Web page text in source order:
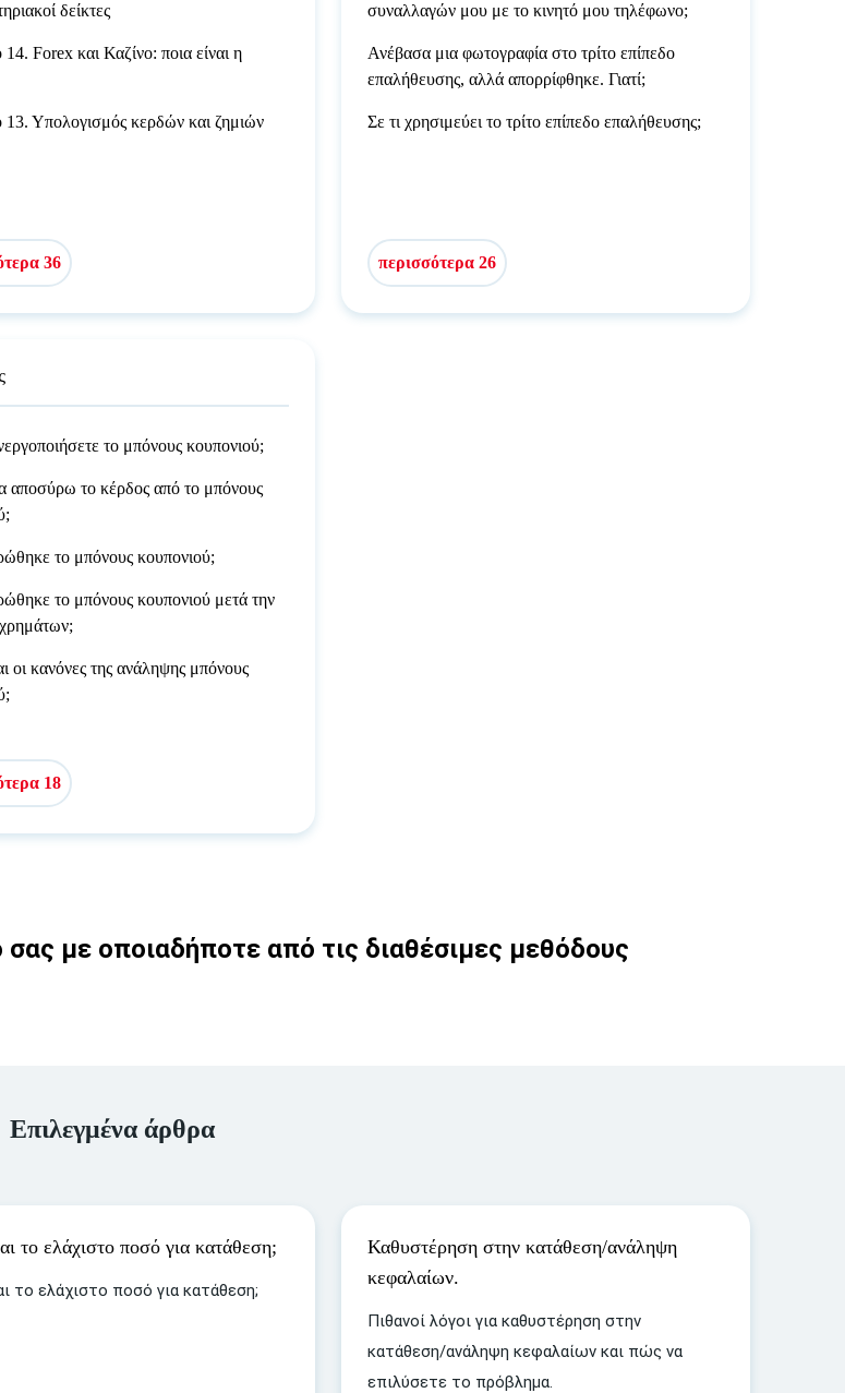
δείκτες
Forex και Καζίνο: ποια είναι η
13. Υπολογισμός κερδών και ζημιών
36
συναλλαγών μου με το κινητό μου τηλέφωνο;
Ανέβασα μια φωτογραφία στο τρίτο επίπεδο
επαλήθευσης, αλλά απορρίφθηκε. Γιατί;
Σε τι χρησιμεύει το τρίτο επίπεδο επαλήθευσης;
περισσότερα 26
το μπόνους κουπονιού;
το κέρδος από το μπόνους
το μπόνους κουπονιού;
το μπόνους κουπονιού μετά την
οι κανόνες της ανάληψης μπόνους
18
με οποιαδήποτε από τις διαθέσιμες μεθόδους
Επιλεγμένα άρθρα
το ελάχιστο ποσό για κατάθεση;
το ελάχιστο ποσό για κατάθεση;
Καθυστέρηση στην κατάθεση/ανάληψη
κεφαλαίων.
Πιθανοί λόγοι για καθυστέρηση στην
κατάθεση/ανάληψη κεφαλαίων και πώς να
επιλύσετε το πρόβλημα.